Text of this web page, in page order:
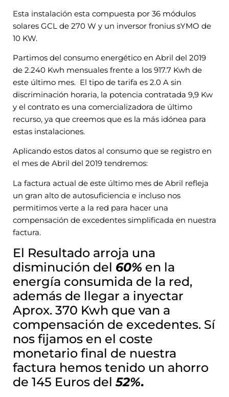
Esta instalación esta compuesta por 36 módulos
solares GCL de 270 W y un inversor fronius sYMO de
10 KW.
Partimos del consumo energético en Abril del 2019
de 2.240 Kwh mensuales frente a los 917.7 Kwh de
este último mes. El tipo de tarifa es 2.0 A sin
discriminación horaria, la potencia contratada 9,9 Kw
y el contrato es una comercializadora de último
recurso, ya que creemos que es la más idónea para
estas instalaciones.
Aplicando estos datos al consumo que se registro en
el mes de Abril del 2019 tendremos:
La factura actual de este último mes de Abril refleja
un gran alto de autosuficiencia e incluso nos
permitimos verte a la red para hacer una
compensación de excedentes simplificada en nuestra
factura.
El Resultado arroja una
disminución del 60% en la
energía consumida de la red,
además de llegar a inyectar
Aprox. 370 Kwh que van a
compensación de excedentes. Sí
nos fijamos en el coste
monetario final de nuestra
factura hemos tenido un ahorro
de 145 Euros del52%.